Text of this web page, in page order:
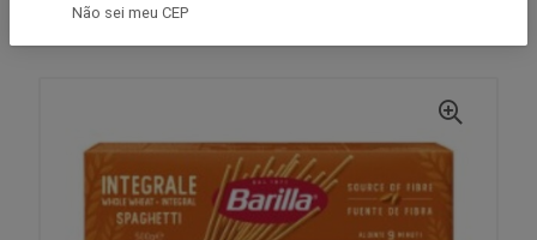
INÍCIO
BARILLA
Não sei meu CEP